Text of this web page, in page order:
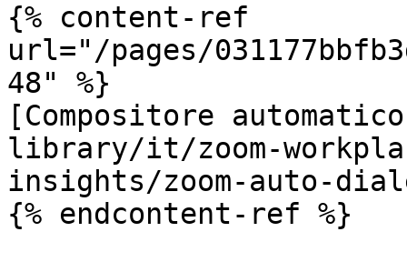
{% content-ref
url="/pages/
48" %}
[Compositore
library/it/zoom-
insights/zoom-auto-
{% endcontent-ref %}